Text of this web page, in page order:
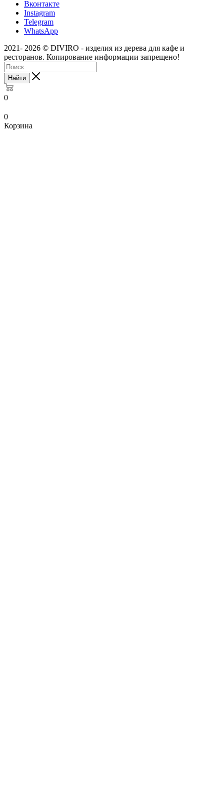
Вконтакте
Instagram
Telegram
WhatsApp
2021- 2026 © DIVIRO - изделия из дерева для кафе и
ресторанов. Копирование информации запрещено!
Найти
0
0
Корзина